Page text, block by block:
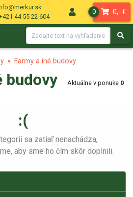
44 55 22 604
0 0,- €
Farmy a iné budovy
budovy Aktuálne v ponuke 0
:(
sa zatiaľ nenachádza,
aby sme ho čím skôr doplnili.